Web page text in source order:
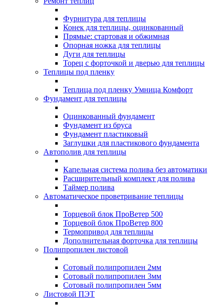
Фурнитура для теплицы
Конек для теплицы, оцинкованный
Прямые: стартовая и обжимная
Опорная ножка для теплицы
Дуги для теплицы
Торец с форточкой и дверью для теплицы
Теплицы под пленку
Теплица под пленку Умница Комфорт
Фундамент для теплицы
Оцинкованный фундамент
Фундамент из бруса
Фундамент пластиковый
Заглушки для пластикового фундамента
Автополив для теплицы
Капельная система полива без автоматики
Расширительный комплект для полива
Таймер полива
Автоматическое проветривание теплицы
Торцевой блок ПроВетер 500
Торцевой блок ПроВетер 800
Термопривод для теплицы
Дополнительная форточка для теплицы
Полипропилен листовой
Сотовый полипропилен 2мм
Сотовый полипропилен 3мм
Сотовый полипропилен 5мм
Листовой ПЭТ